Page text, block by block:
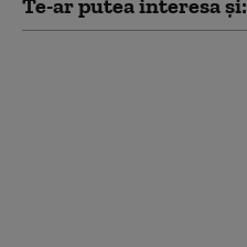
Te-ar putea interesa și: